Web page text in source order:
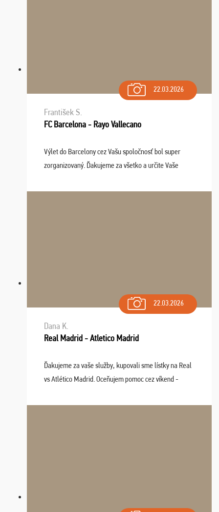
22.03.2026
František S.
FC Barcelona - Rayo Vallecano
Výlet do Barcelony cez Vašu spoločnosť bol super
zorganizovaný. Ďakujeme za všetko a určite Vaše
22.03.2026
Dana K.
Real Madrid - Atletico Madrid
Ďakujeme za vaše služby, kupovali sme lístky na Real
vs Atlético Madrid. Oceňujem pomoc cez víkend -
spokojnosti. Sedenie bolo dobré, štadión Barnabéu ...